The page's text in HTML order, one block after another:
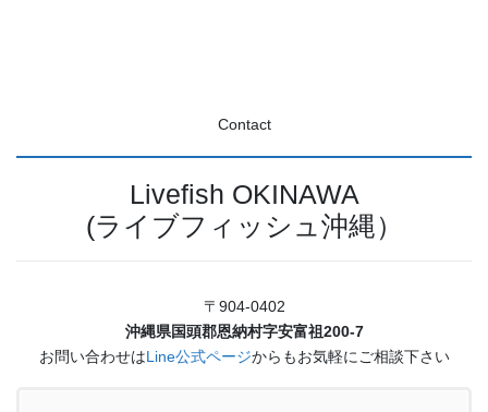
Contact
Livefish OKINAWA
(ライブフィッシュ沖縄）
〒904-0402
沖縄県国頭郡恩納村字安富祖200-7
お問い合わせはLine公式ページからもお気軽にご相談下さい